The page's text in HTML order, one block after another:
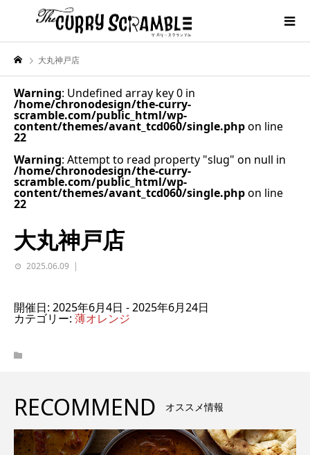
大丸神戸店
Warning: Undefined array key 0 in
/home/chronodesign/the-curry-
scramble.com/public_html/wp-
content/themes/avant_tcd060/single.phpon line
22
Warning: Attempt to read property "slug" on null in
/home/chronodesign/the-curry-
scramble.com/public_html/wp-
content/themes/avant_tcd060/single.phpon line
22
大丸神戸店
2025.06.09
開催日: 2025年6月4日 - 2025年6月24日
カテゴリー: 薄オレンジ
RECOMMEND オススメ情報